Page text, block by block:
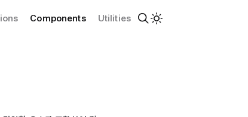
Components Utilities